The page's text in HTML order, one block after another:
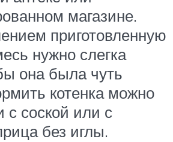
магазине.
приготовленную
нужно слегка
она была чуть
котенка можно
с соской или с
без иглы.